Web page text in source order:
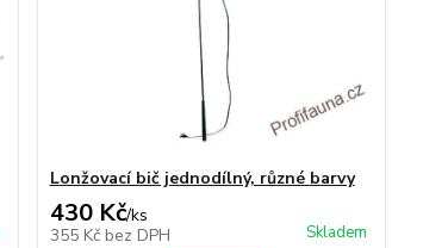
Lonžovací bič jednodílný, různé barvy
430 Kč/ks
355 Kč bez DPH Skladem